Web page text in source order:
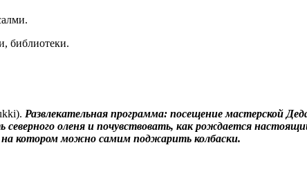
библиотеки.
). Развлекательная программа: посещение мастерской
оленя и почувствовать, как рождается
на котором можно самим поджарить колбаски.